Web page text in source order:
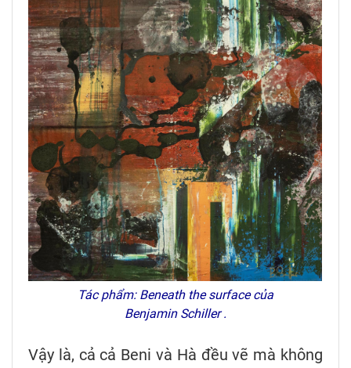
Tác phẩm: Beneath the surface của
Benjamin Schiller .
Vậy là, cả cả Beni và Hà đều vẽ mà không